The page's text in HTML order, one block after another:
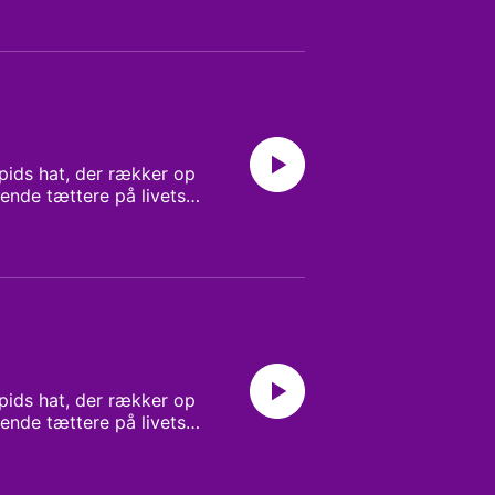
ellers har hindret
hat, der rækker op
tættere på livets
med
hat, der rækker op
tættere på livets
med